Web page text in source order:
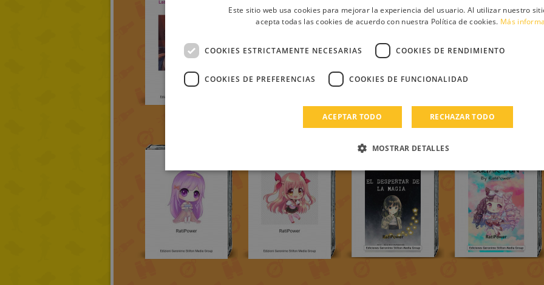
Otros
Este sitio web usa cookies para mejorar la experiencia del usuario. Al utilizar nuestro
acepta todas las cookies de acuerdo con nuestra Política de cookies. Más
COOKIES ESTRICTAMENTE NECESARIAS COOKIES DE RENDIMIENTO
COOKIES DE PREFERENCIAS COOKIES DE FUNCIONALIDAD
ACEPTAR TODO RECHAZAR TODO
MOSTRAR DETALLES